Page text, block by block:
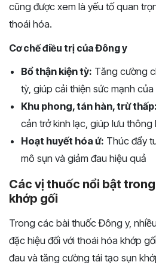
cũng được xem là yếu tố quan
thoái hóa.
Cơ chế điều trị của Đông y
Bổ thận kiện tỳ: Tăng cường
tỳ, giúp cải thiện sức mạnh
Khu phong, tán hàn, trừ thấp:
cản trở kinh lạc, giúp lưu thông
Hoạt huyết hóa ứ: Thúc đẩy
mô sụn và giảm đau hiệu quả
Các vị thuốc nổi bật
khớp gối
Trong các bài thuốc Đông y,
đặc hiệu đối với thoái hóa khớp
đau và tăng cường tái tạo sụn